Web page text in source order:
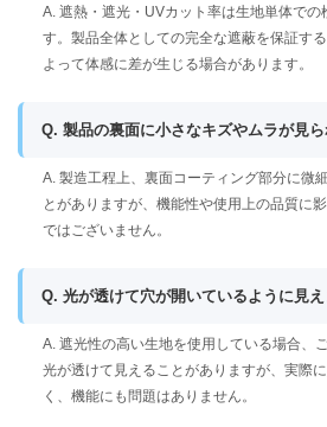
A. 遮熱・遮光・UVカット率は生地単体での
す。製品全体としての完全な遮蔽を保証す
よって体感に差が生じる場合があります。
Q. 製品の裏面に小さなキズやムラが見ら
A. 製造工程上、裏面コーティング部分に微
とがありますが、機能性や使用上の品質に
ではございません。
Q. 光が透けて穴が開いているように見え
A. 遮光性の高い生地を使用している場合、
光が透けて見えることがありますが、実際
く、機能にも問題はありません。